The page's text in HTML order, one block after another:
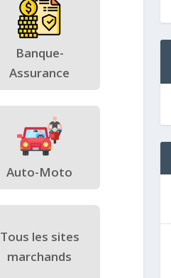
Banque-
Assurance
Auto-Moto
Tous les sites
marchands